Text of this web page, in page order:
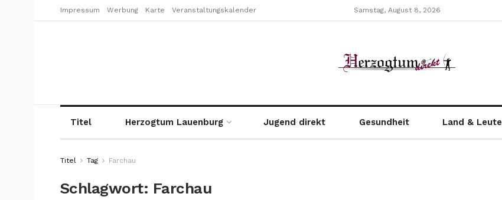
Impressum Werbung Karte Veranstaltungskalender Samstag, August 8, 2026
Titel Herzogtum Lauenburg Jugend direkt Gesundheit Land & Leute
Titel Tag Farchau
Schlagwort: Farchau